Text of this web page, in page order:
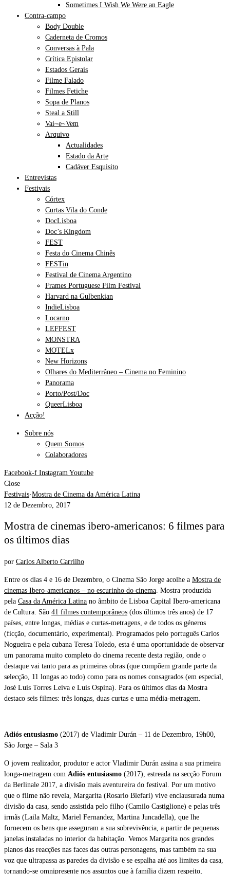
Sometimes I Wish We Were an Eagle
Contra-campo
Body Double
Caderneta de Cromos
Conversas à Pala
Crítica Epistolar
Estados Gerais
Filme Falado
Filmes Fetiche
Sopa de Planos
Steal a Still
Vai~e~Vem
Arquivo
Actualidades
Estado da Arte
Cadáver Esquisito
Entrevistas
Festivais
Córtex
Curtas Vila do Conde
DocLisboa
Doc’s Kingdom
FEST
Festa do Cinema Chinês
FESTin
Festival de Cinema Argentino
Frames Portuguese Film Festival
Harvard na Gulbenkian
IndieLisboa
Locarno
LEFFEST
MONSTRA
MOTELx
New Horizons
Olhares do Mediterrâneo – Cinema no Feminino
Panorama
Porto/Post/Doc
QueerLisboa
Acção!
Sobre nós
Quem Somos
Colaboradores
Facebook-f Instagram Youtube
Close
Festivais·Mostra de Cinema da América Latina
12 de Dezembro, 2017
Mostra de cinemas ibero-americanos: 6 filmes para
os últimos dias
por Carlos Alberto Carrilho
Entre os dias 4 e 16 de Dezembro, o Cinema São Jorge acolhe a Mostra de
cinemas Ibero-americanos – no escurinho do cinema . Mostra produzida
pela Casa da América Latina no âmbito de Lisboa Capital Ibero-americana
de Cultura. São 41 filmes contemporâneos (dos últimos três anos) de 17
países, entre longas, médias e curtas-metragens, e de todos os géneros
(ficção, documentário, experimental). Programados pelo português Carlos
Nogueira e pela cubana Teresa Toledo, esta é uma oportunidade de observar
um panorama muito completo do cinema recente desta região, onde o
destaque vai tanto para as primeiras obras (que compõem grande parte da
selecção, 11 longas ao todo) como para os nomes consagrados (em especial,
José Luis Torres Leiva e Luis Ospina). Para os últimos dias da Mostra
destaco seis filmes: três longas, duas curtas e uma média-metragem.
Adiós entusiasmo (2017) de Vladimir Durán – 11 de Dezembro, 19h00,
São Jorge – Sala 3
O jovem realizador, produtor e actor Vladimir Durán assina a sua primeira
longa-metragem com Adiós entusiasmo (2017), estreada na secção Forum
da Berlinale 2017, a divisão mais aventureira do festival. Por um motivo
que o filme não revela, Margarita (Rosario Blefari) vive enclausurada numa
divisão da casa, sendo assistida pelo filho (Camilo Castiglione) e pelas três
irmãs (Laila Maltz, Mariel Fernandez, Martina Juncadella), que lhe
fornecem os bens que asseguram a sua sobrevivência, a partir de pequenas
janelas instaladas no interior da habitação. Vemos Margarita nos grandes
planos das reacções nas faces das outras personagens, mas também na sua
voz que ultrapassa as paredes da divisão e se espalha até aos limites da casa,
tornando-se omnipresente nos assuntos que à família dizem respeito,